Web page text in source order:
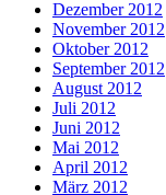
Dezember 2012
November 2012
Oktober 2012
September 2012
August 2012
Juli 2012
Juni 2012
Mai 2012
April 2012
März 2012